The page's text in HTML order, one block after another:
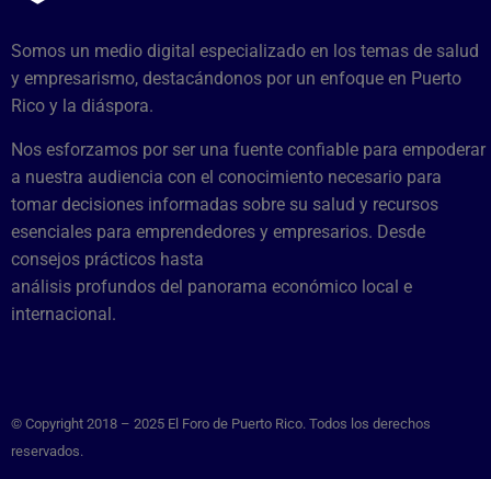
Somos un medio digital especializado en los temas de salud
y empresarismo, destacándonos por un enfoque en Puerto
Rico y la diáspora.
Nos esforzamos por ser una fuente confiable para empoderar
a nuestra audiencia con el conocimiento necesario para
tomar decisiones informadas sobre su salud y recursos
esenciales para emprendedores y empresarios. Desde
consejos prácticos hasta
análisis profundos del panorama económico local e
internacional.
© Copyright 2018 – 2025 El Foro de Puerto Rico. Todos los derechos
reservados.